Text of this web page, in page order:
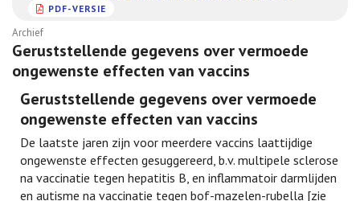
PDF-VERSIE
Archief
Geruststellende gegevens over vermoede
ongewenste effecten van vaccins
Geruststellende gegevens over vermoede
ongewenste effecten van vaccins
De laatste jaren zijn voor meerdere vaccins laattijdige
ongewenste effecten gesuggereerd, b.v. multipele sclerose
na vaccinatie tegen hepatitis B, en inflammatoir darmlijden
en autisme na vaccinatie tegen bof-mazelen-rubella [zie